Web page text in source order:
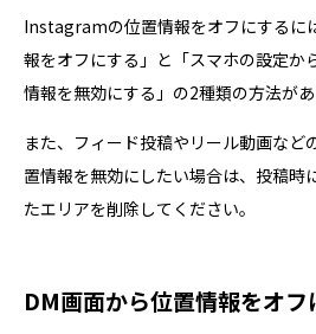
Instagramの位置情報をオフにするに
報をオフにする」と「スマホの設定
情報を無効にする」の2種類の方法があ
また、フィード投稿やリール動画など
置情報を無効にしたい場合は、投稿時
たエリアを削除してください。
DM画面から位置情報をオフ